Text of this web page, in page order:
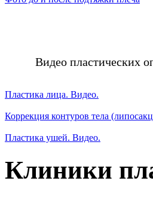
Видео пластических
Пластика лица. Видео.
Коррекция контуров тела
Пластика ушей. Видео.
Клиники